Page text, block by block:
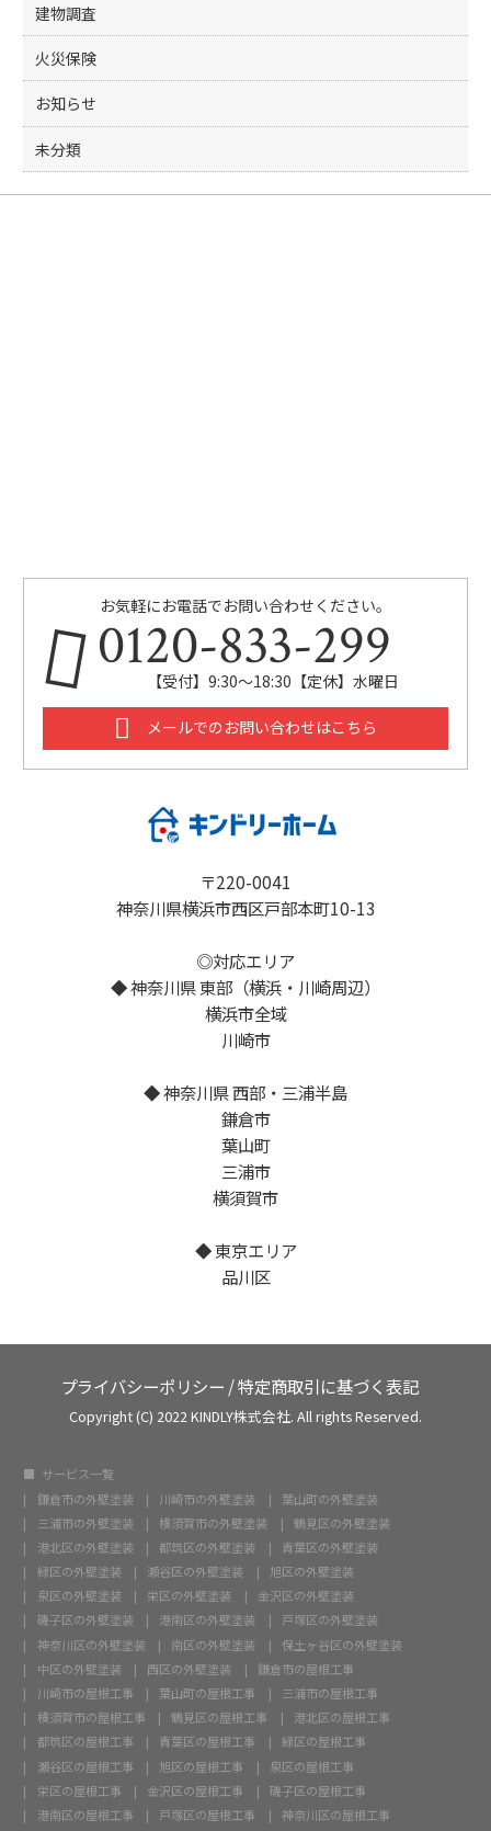
建物調査
火災保険
お知らせ
未分類
お気軽にお電話でお問い合わせください。
0120-833-299
【受付】9:30～18:30【定休】水曜日
メールでのお問い合わせはこちら
〒220-0041
神奈川県横浜市西区戸部本町10-13
◎対応エリア
◆ 神奈川県 東部（横浜・川崎周辺）
横浜市全域
川崎市
◆ 神奈川県 西部・三浦半島
鎌倉市
葉山町
三浦市
横須賀市
◆ 東京エリア
品川区
プライバシーポリシー /特定商取引に基づく表記
Copyright (C) 2022 KINDLY株式会社. All rights Reserved.
サービス一覧
鎌倉市の外壁塗装
川崎市の外壁塗装
葉山町の外壁塗装
三浦市の外壁塗装
横須賀市の外壁塗装
鶴見区の外壁塗装
港北区の外壁塗装
都筑区の外壁塗装
青葉区の外壁塗装
緑区の外壁塗装
瀬谷区の外壁塗装
旭区の外壁塗装
泉区の外壁塗装
栄区の外壁塗装
金沢区の外壁塗装
磯子区の外壁塗装
港南区の外壁塗装
戸塚区の外壁塗装
神奈川区の外壁塗装
南区の外壁塗装
保土ヶ谷区の外壁塗装
中区の外壁塗装
西区の外壁塗装
鎌倉市の屋根工事
川崎市の屋根工事
葉山町の屋根工事
三浦市の屋根工事
横須賀市の屋根工事
鶴見区の屋根工事
港北区の屋根工事
都筑区の屋根工事
青葉区の屋根工事
緑区の屋根工事
瀬谷区の屋根工事
旭区の屋根工事
泉区の屋根工事
栄区の屋根工事
金沢区の屋根工事
磯子区の屋根工事
港南区の屋根工事
戸塚区の屋根工事
神奈川区の屋根工事